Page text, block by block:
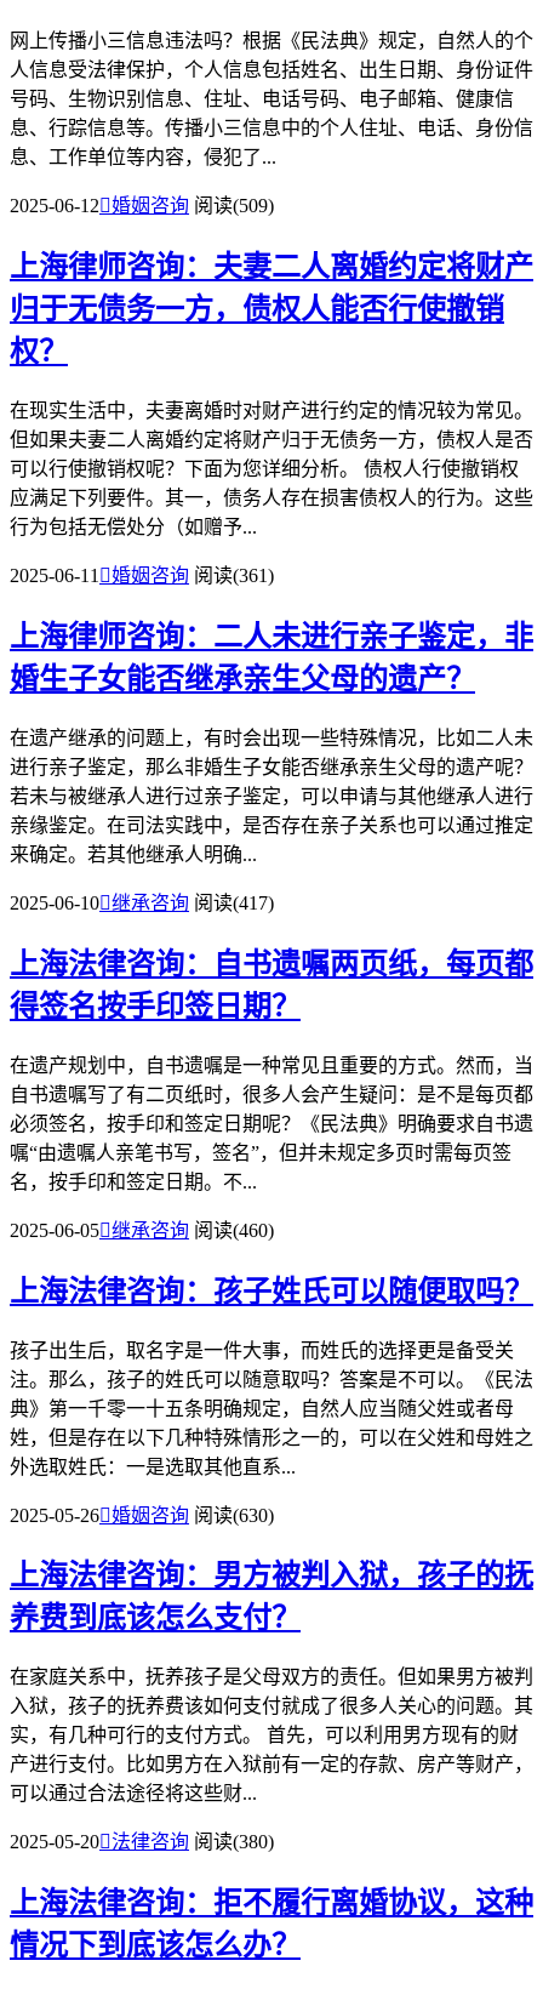
网上传播小三信息违法吗？根据《民法典》规定，自然人的个
人信息受法律保护，个人信息包括姓名、出生日期、身份证件
号码、生物识别信息、住址、电话号码、电子邮箱、健康信
息、行踪信息等。传播小三信息中的个人住址、电话、身份信
息、工作单位等内容，侵犯了...
2025-06-12婚姻咨询 阅读(509)
上海律师咨询：夫妻二人离婚约定将财产
归于无债务一方，债权人能否行使撤销
权？
在现实生活中，夫妻离婚时对财产进行约定的情况较为常见。
但如果夫妻二人离婚约定将财产归于无债务一方，债权人是否
可以行使撤销权呢？下面为您详细分析。 债权人行使撤销权
应满足下列要件。其一，债务人存在损害债权人的行为。这些
行为包括无偿处分（如赠予...
2025-06-11 婚姻咨询 阅读(361)
上海律师咨询：二人未进行亲子鉴定，非
婚生子女能否继承亲生父母的遗产？
在遗产继承的问题上，有时会出现一些特殊情况，比如二人未
进行亲子鉴定，那么非婚生子女能否继承亲生父母的遗产呢？
若未与被继承人进行过亲子鉴定，可以申请与其他继承人进行
亲缘鉴定。在司法实践中，是否存在亲子关系也可以通过推定
来确定。若其他继承人明确...
2025-06-10继承咨询 阅读(417)
上海法律咨询：自书遗嘱两页纸，每页都
得签名按手印签日期？
在遗产规划中，自书遗嘱是一种常见且重要的方式。然而，当
自书遗嘱写了有二页纸时，很多人会产生疑问：是不是每页都
必须签名，按手印和签定日期呢？《民法典》明确要求自书遗
嘱“由遗嘱人亲笔书写，签名”，但并未规定多页时需每页签
名，按手印和签定日期。不...
2025-06-05继承咨询 阅读(460)
上海法律咨询：孩子姓氏可以随便取吗？
孩子出生后，取名字是一件大事，而姓氏的选择更是备受关
注。那么，孩子的姓氏可以随意取吗？答案是不可以。《民法
典》第一千零一十五条明确规定，自然人应当随父姓或者母
姓，但是存在以下几种特殊情形之一的，可以在父姓和母姓之
外选取姓氏：一是选取其他直系...
2025-05-26婚姻咨询 阅读(630)
上海法律咨询：男方被判入狱，孩子的抚
养费到底该怎么支付？
在家庭关系中，抚养孩子是父母双方的责任。但如果男方被判
入狱，孩子的抚养费该如何支付就成了很多人关心的问题。其
实，有几种可行的支付方式。 首先，可以利用男方现有的财
产进行支付。比如男方在入狱前有一定的存款、房产等财产，
可以通过合法途径将这些财...
2025-05-20法律咨询 阅读(380)
上海法律咨询：拒不履行离婚协议，这种
情况下到底该怎么办？